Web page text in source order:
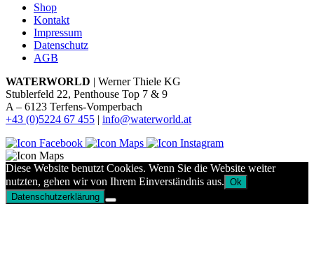
Shop
Kontakt
Impressum
Datenschutz
AGB
WATERWORLD | Werner Thiele KG
Stublerfeld 22, Penthouse Top 7 & 9
A – 6123 Terfens-Vomperbach
+43 (0)5224 67 455 | info@waterworld.at
Diese Website benutzt Cookies. Wenn Sie die Website weiter
nutzten, gehen wir von Ihrem Einverständnis aus. Ok
Datenschutzerklärung